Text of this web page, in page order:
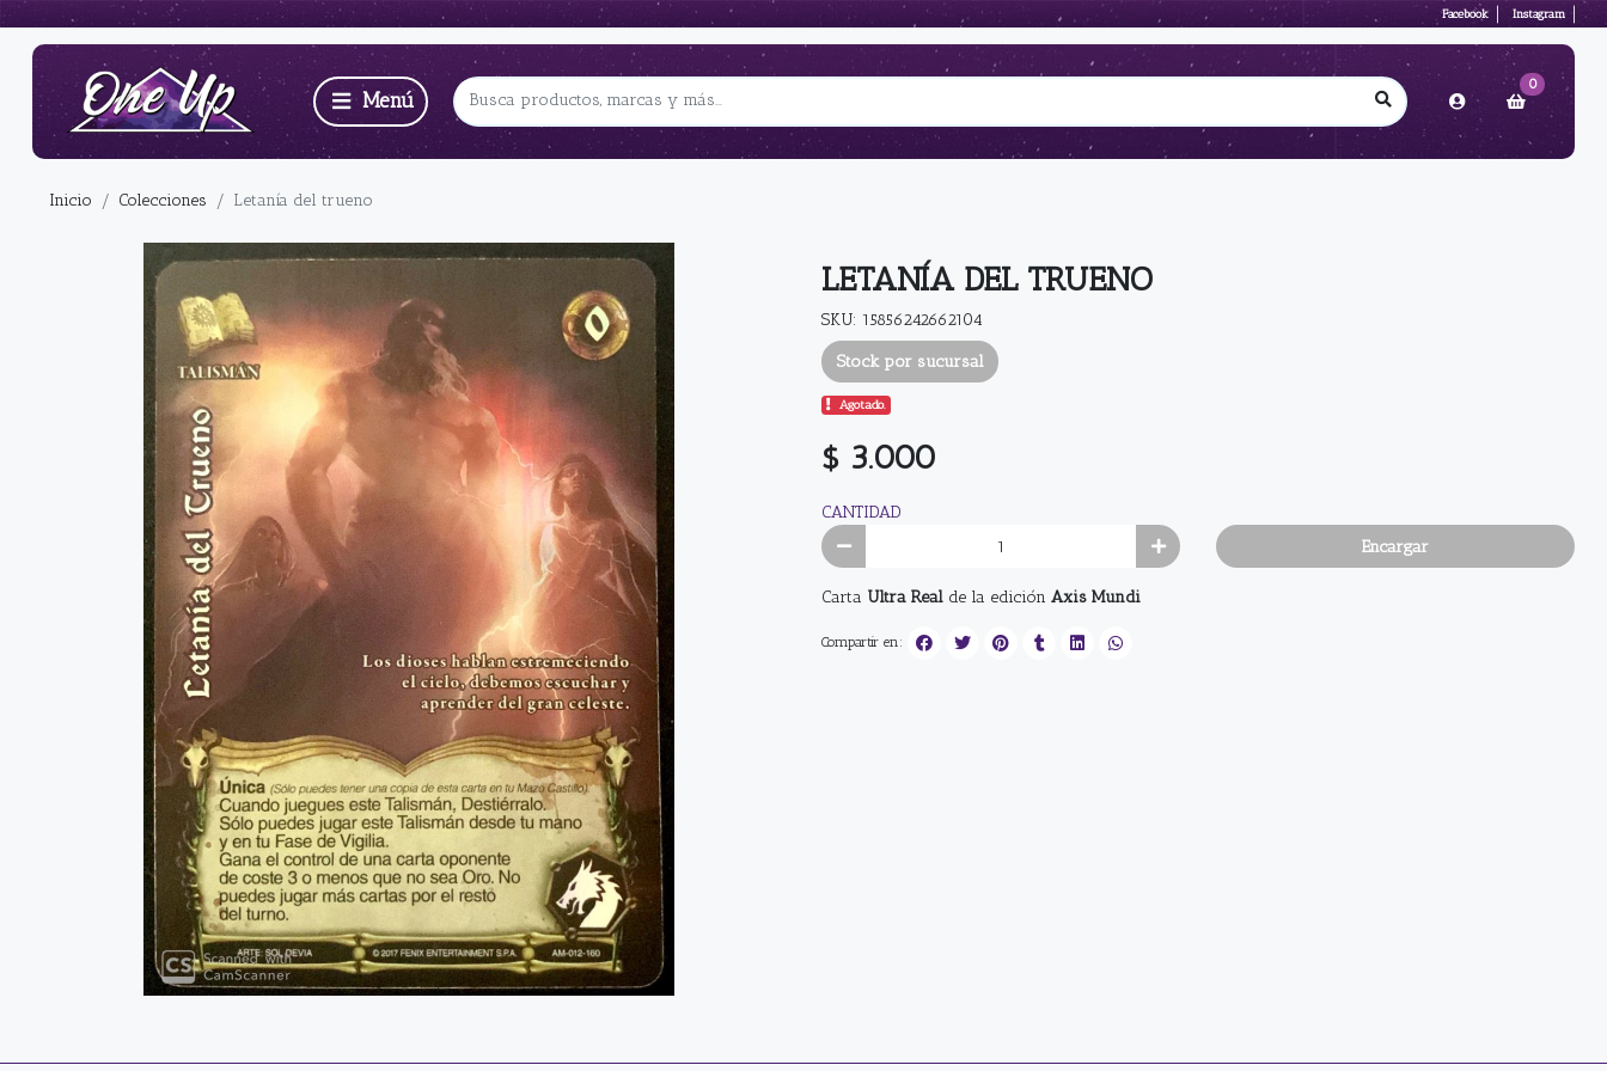
Facebook Instagram
0
Inicio Colecciones Letanía del trueno
LETANÍA DEL TRUENO
SKU: 15856242662104
Stock por sucursal
Agotado.
$ 3.000
CANTIDAD
Encargar
Carta Ultra Real de la edición Axis Mundi
Compartir en: